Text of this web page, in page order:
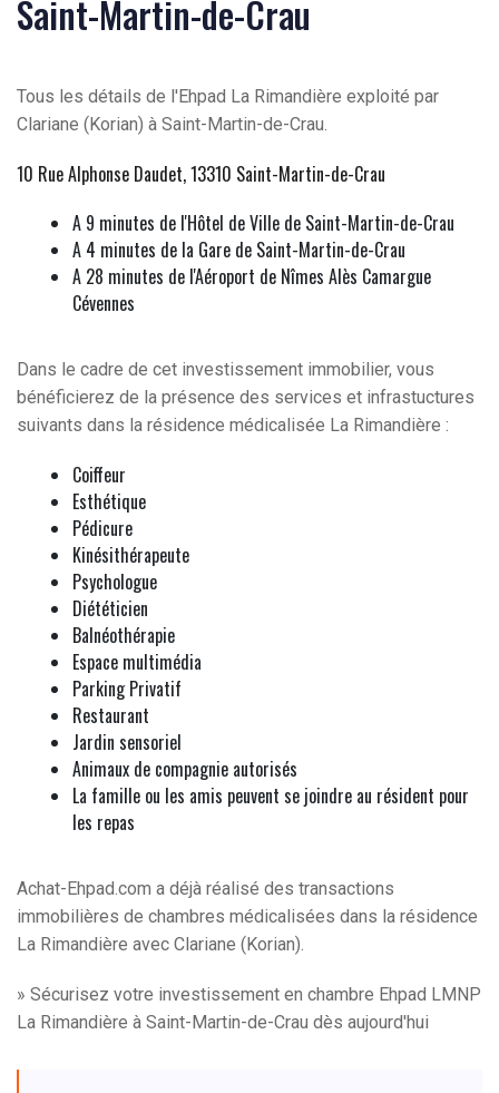
Saint-Martin-de-Crau
Tous les détails de l'Ehpad La Rimandière exploité par
Clariane (Korian) à Saint-Martin-de-Crau.
10 Rue Alphonse Daudet, 13310 Saint-Martin-de-Crau
A 9 minutes de l'Hôtel de Ville de Saint-Martin-de-Crau
A 4 minutes de la Gare de Saint-Martin-de-Crau
A 28 minutes de l'Aéroport de Nîmes Alès Camargue
Cévennes
Dans le cadre de cet investissement immobilier, vous
bénéficierez de la présence des services et infrastuctures
suivants dans la résidence médicalisée La Rimandière :
Coiffeur
Esthétique
Pédicure
Kinésithérapeute
Psychologue
Diététicien
Balnéothérapie
Espace multimédia
Parking Privatif
Restaurant
Jardin sensoriel
Animaux de compagnie autorisés
La famille ou les amis peuvent se joindre au résident pour
les repas
Achat-Ehpad.com a déjà réalisé des transactions
immobilières de chambres médicalisées dans la résidence
La Rimandière avec Clariane (Korian).
» Sécurisez votre investissement en chambre Ehpad LMNP
La Rimandière à Saint-Martin-de-Crau dès aujourd'hui